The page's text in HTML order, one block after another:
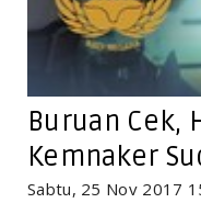
Buruan Cek,
Kemnaker
Sabtu, 25 Nov 2017